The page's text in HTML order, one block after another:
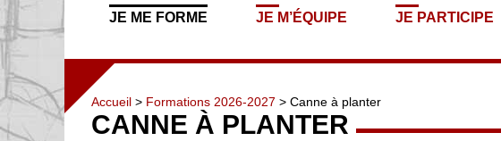
JE ME FORME JE M’ÉQUIPE JE PARTICIPE
Accueil > Formations 2026-2027 > Canne à planter
CANNE À PLANTER